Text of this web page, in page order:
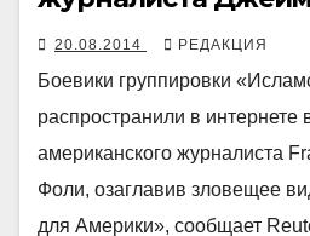
20.08.2014 РЕДАКЦИЯ
Боевики группировки
распространили в интернете
американского журналиста
Фоли, озаглавив зловещее
для Америки», сообщает